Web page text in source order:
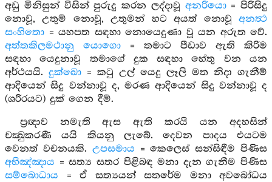
අඩු මිනිසුන් විසින් පුරුදු කරන ලද්දාවූ අනරියො= පිරිසිදු
නොවූ, උතුම් නොවූ, උතුමන් හට අයත් නොවූ අනත්‍ථ
සංහිතො = යහපත සඳහා නොයෙදුණා වූ යන අරුත වේ.
අත්තකිලමථානු යොගො = තමාට පීඩාව ඇති කිරිම
සඳහා යෙදුනාවූ තමාගේ දුක සඳහා හේතු වන යන
අර්ථයයි. දුක්ඛො = කටු උල් යෙදු ලෑලි මත නිදා ගැනීම්
ආදියෙන් සිදු වන්නාවූ ද, මරණ ආදියෙන් සිදු වන්නාවූ ද
(ශරීරයට) දුක් ගෙන දීම්.
ප්‍රඥාව නමැති ඇස ඇති කරයි යන අදහසින්
චක්‍ඛුකරණී යයි කියනු ලැබේ. දෙවන පාදය එයටම
වෙනත් වචනයකි. උපසමාය = කෙලෙස් සන්සිඳීම පිණිස
අභිඤ්ඤාය = සත්‍ය සතර පිළිබඳ මනා දැන ගැනීම පිණිස
සම්බොධාය = ඒ සත්‍යයන් සතරේම මනා අවබෝධය